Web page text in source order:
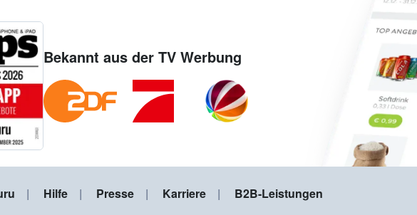
Bekannt aus der TV Werbung
Hilfe Presse Karriere B2B-Leistungen